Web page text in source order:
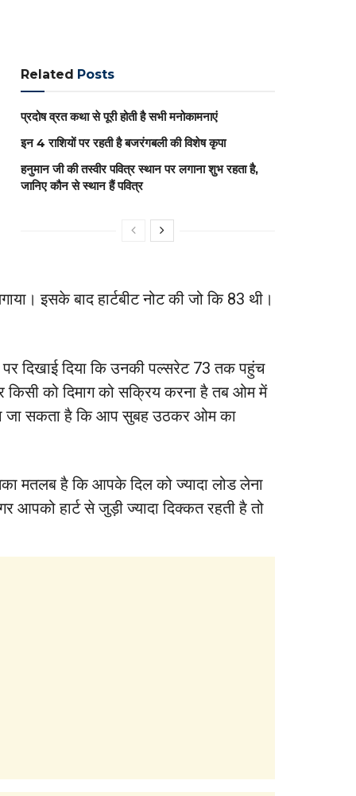
Related Posts
प्रदोष व्रत कथा से पूरी होती है सभी मनोकामनाएं
इन 4 राशियों पर रहती है बजरंगबली की विशेष कृपा
हनुमान जी की तस्वीर पवित्र स्थान पर लगाना शुभ रहता है,
जानिए कौन से स्थान हैं पवित्र
इसके बाद हार्टबीट नोट की जो कि 83 थी।
दिखाई दिया कि उनकी पल्सरेट 73 तक पहुंच
को दिमाग को सक्रिय करना है तब ओम में
जा सकता है कि आप सुबह उठकर ओम का
मतलब है कि आपके दिल को ज्यादा लोड लेना
आपको हार्ट से जुड़ी ज्यादा दिक्कत रहती है तो